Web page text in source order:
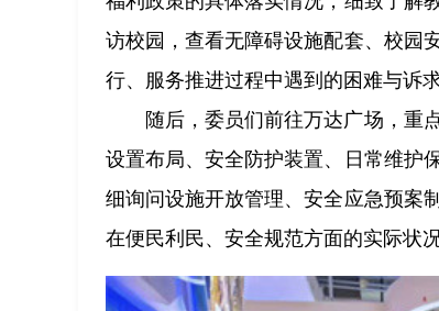
访校园，查看无障碍设施配套、校园
行、服务推进过程中遇到的困难与诉
随后，委员们前往万达广场，重
设置布局、安全防护装置、日常维护
细询问设施开放管理、安全应急预案
在便民利民、安全规范方面的实际状况